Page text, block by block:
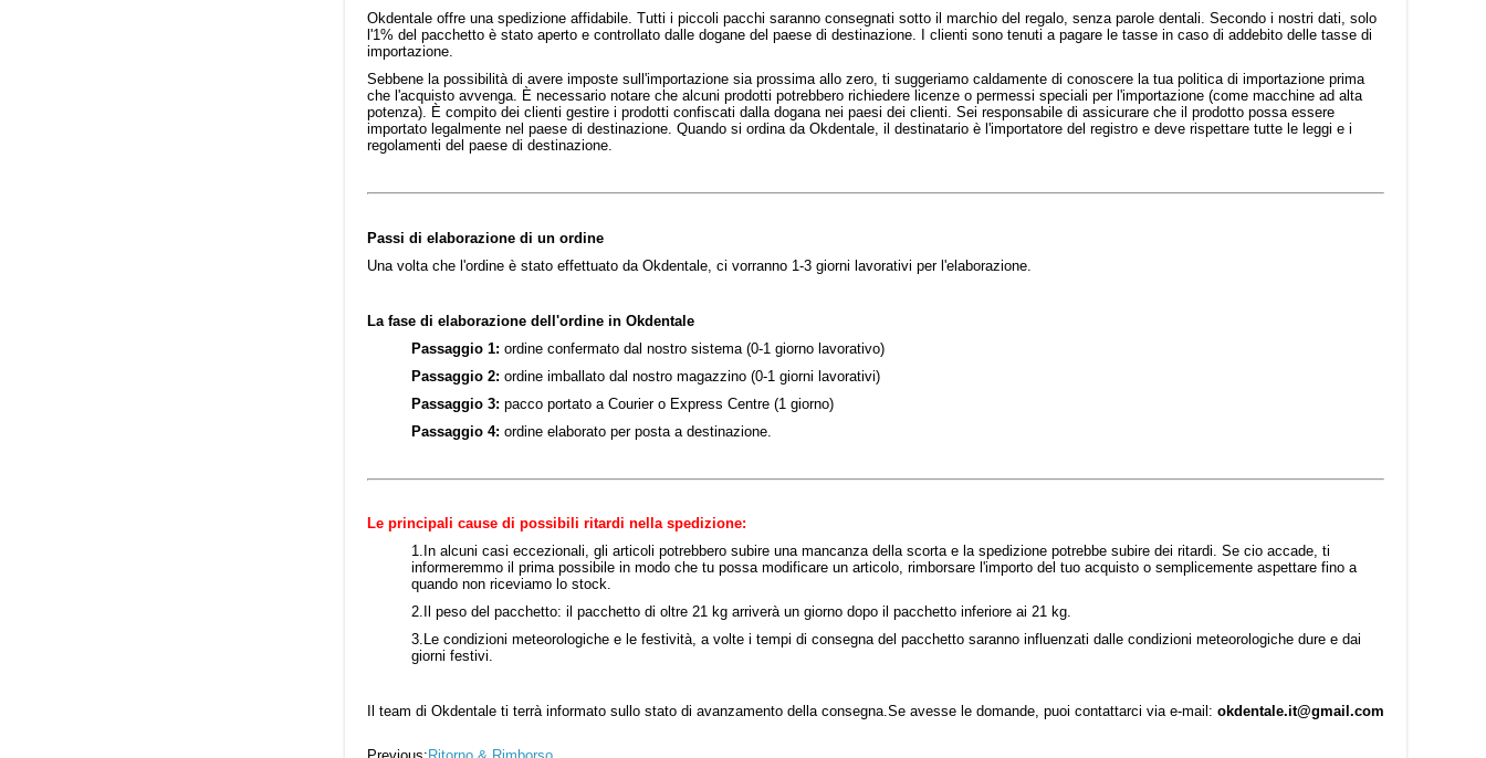
Okdentale offre una spedizione affidabile. Tutti i piccoli pacchi saranno consegnati sotto il marchio del regalo, senza parole dentali. Secondo i nostri dati, solo
l'1% del pacchetto è stato aperto e controllato dalle dogane del paese di destinazione. I clienti sono tenuti a pagare le tasse in caso di addebito delle tasse di
importazione.
Sebbene la possibilità di avere imposte sull'importazione sia prossima allo zero, ti suggeriamo caldamente di conoscere la tua politica di importazione prima
che l'acquisto avvenga. È necessario notare che alcuni prodotti potrebbero richiedere licenze o permessi speciali per l'importazione (come macchine ad alta
potenza). È compito dei clienti gestire i prodotti confiscati dalla dogana nei paesi dei clienti. Sei responsabile di assicurare che il prodotto possa essere
importato legalmente nel paese di destinazione. Quando si ordina da Okdentale, il destinatario è l'importatore del registro e deve rispettare tutte le leggi e i
regolamenti del paese di destinazione.
Passi di elaborazione di un ordine
Una volta che l'ordine è stato effettuato da Okdentale, ci vorranno 1-3 giorni lavorativi per l'elaborazione.
La fase di elaborazione dell'ordine in Okdentale
Passaggio 1: ordine confermato dal nostro sistema (0-1 giorno lavorativo)
Passaggio 2: ordine imballato dal nostro magazzino (0-1 giorni lavorativi)
Passaggio 3: pacco portato a Courier o Express Centre (1 giorno)
Passaggio 4: ordine elaborato per posta a destinazione.
Le principali cause di possibili ritardi nella spedizione:
1.In alcuni casi eccezionali, gli articoli potrebbero subire una mancanza della scorta e la spedizione potrebbe subire dei ritardi. Se cio accade, ti
informeremmo il prima possibile in modo che tu possa modificare un articolo, rimborsare l'importo del tuo acquisto o semplicemente aspettare fino a
quando non riceviamo lo stock.
2.Il peso del pacchetto: il pacchetto di oltre 21 kg arriverà un giorno dopo il pacchetto inferiore ai 21 kg.
3.Le condizioni meteorologiche e le festività, a volte i tempi di consegna del pacchetto saranno influenzati dalle condizioni meteorologiche dure e dai
giorni festivi.
Il team di Okdentale ti terrà informato sullo stato di avanzamento della consegna.Se avesse le domande, puoi contattarci via e-mail: okdentale.it@gmail.com